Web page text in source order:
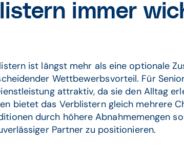
immer
ist längst mehr als eine optionale
Wettbewerbsvorteil. Für
attraktiv, da sie den Alltag
bietet das Verblistern gleich mehrere
durch höhere Abnahmemengen
Partner zu positionieren.